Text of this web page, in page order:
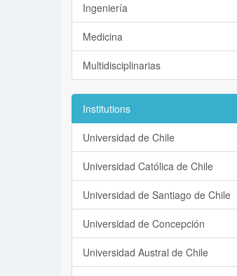
Ingeniería
Medicina
Multidisciplinarias
Institutions
Universidad de Chile
Universidad Católica de Chile
Universidad de Santiago de Chile
Universidad de Concepción
Universidad Austral de Chile